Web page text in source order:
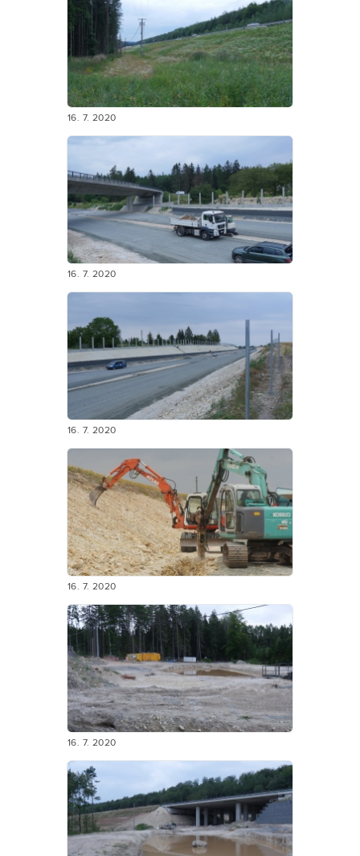
16. 7. 2020
16. 7. 2020
16. 7. 2020
16. 7. 2020
16. 7. 2020